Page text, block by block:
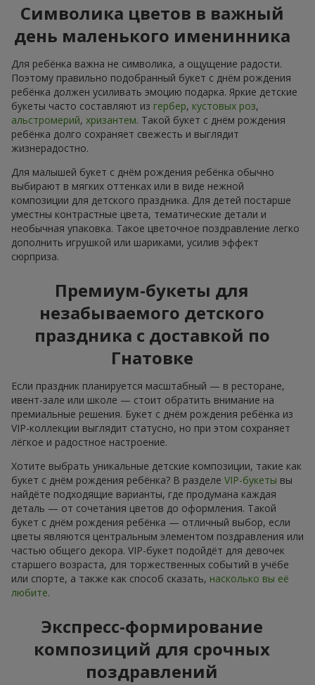
Символика цветов в важный
день маленького именинника
Для ребёнка важна не символика, а ощущение радости.
Поэтому правильно подобранный букет с днём рождения
ребёнка должен усиливать эмоцию подарка. Яркие детские
букеты часто составляют из гербер, кустовых роз,
альстромерий, хризантем. Такой букет с днём рождения
ребёнка долго сохраняет свежесть и выглядит
жизнерадостно.
Для малышей букет с днём рождения ребёнка обычно
выбирают в мягких оттенках или в виде нежной
композиции для детского праздника. Для детей постарше
уместны контрастные цвета, тематические детали и
необычная упаковка. Такое цветочное поздравление легко
дополнить игрушкой или шариками, усилив эффект
сюрприза.
Премиум-букеты для
незабываемого детского
праздника с доставкой по
Гнатовке
Если праздник планируется масштабный — в ресторане,
ивент-зале или школе — стоит обратить внимание на
премиальные решения. Букет с днём рождения ребёнка из
VIP-коллекции выглядит статусно, но при этом сохраняет
лёгкое и радостное настроение.
Хотите выбрать уникальные детские композиции, такие как
букет с днём рождения ребёнка? В разделе VIP-букеты вы
найдёте подходящие варианты, где продумана каждая
деталь — от сочетания цветов до оформления. Такой
букет с днём рождения ребёнка — отличный выбор, если
цветы являются центральным элементом поздравления или
частью общего декора. VIP-букет подойдёт для девочек
старшего возраста, для торжественных событий в учёбе
или спорте, а также как способ сказать, насколько вы её
любите.
Экспресс-формирование
композиций для срочных
поздравлений